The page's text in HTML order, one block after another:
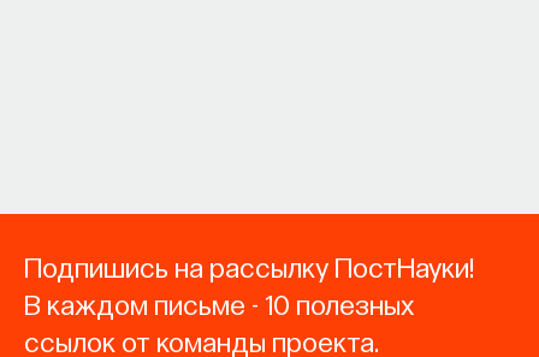
Подпишись на рассылку ПостНауки!
В каждом письме - 10 полезных
ссылок от команды проекта.